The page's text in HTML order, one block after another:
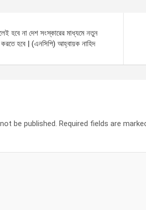
হবে না দেশ সংস্কারের মাধ্যমে নতুন
হবে | (এনসিপি) আহ্বায়ক নাহিদ
be published. Required fields are